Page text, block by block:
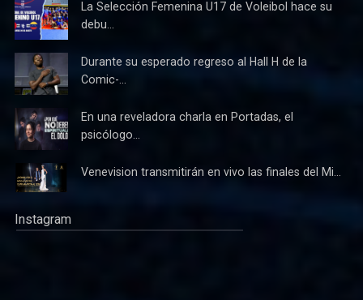
La Selección Femenina U17 de Voleibol hace su
debu...
Durante su esperado regreso al Hall H de la
Comic-...
En una reveladora charla en Portadas, el
psicólogo...
Venevision transmitirán en vivo las finales del Mi...
Instagram